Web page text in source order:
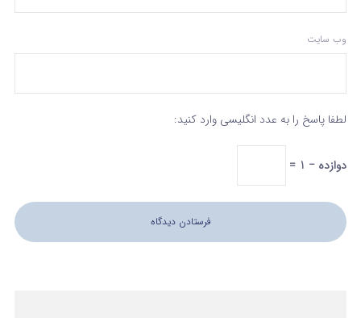
وب‌ سایت
لطفا پاسخ را به عدد انگلیسی وارد کنید:
دوازده − 1 =